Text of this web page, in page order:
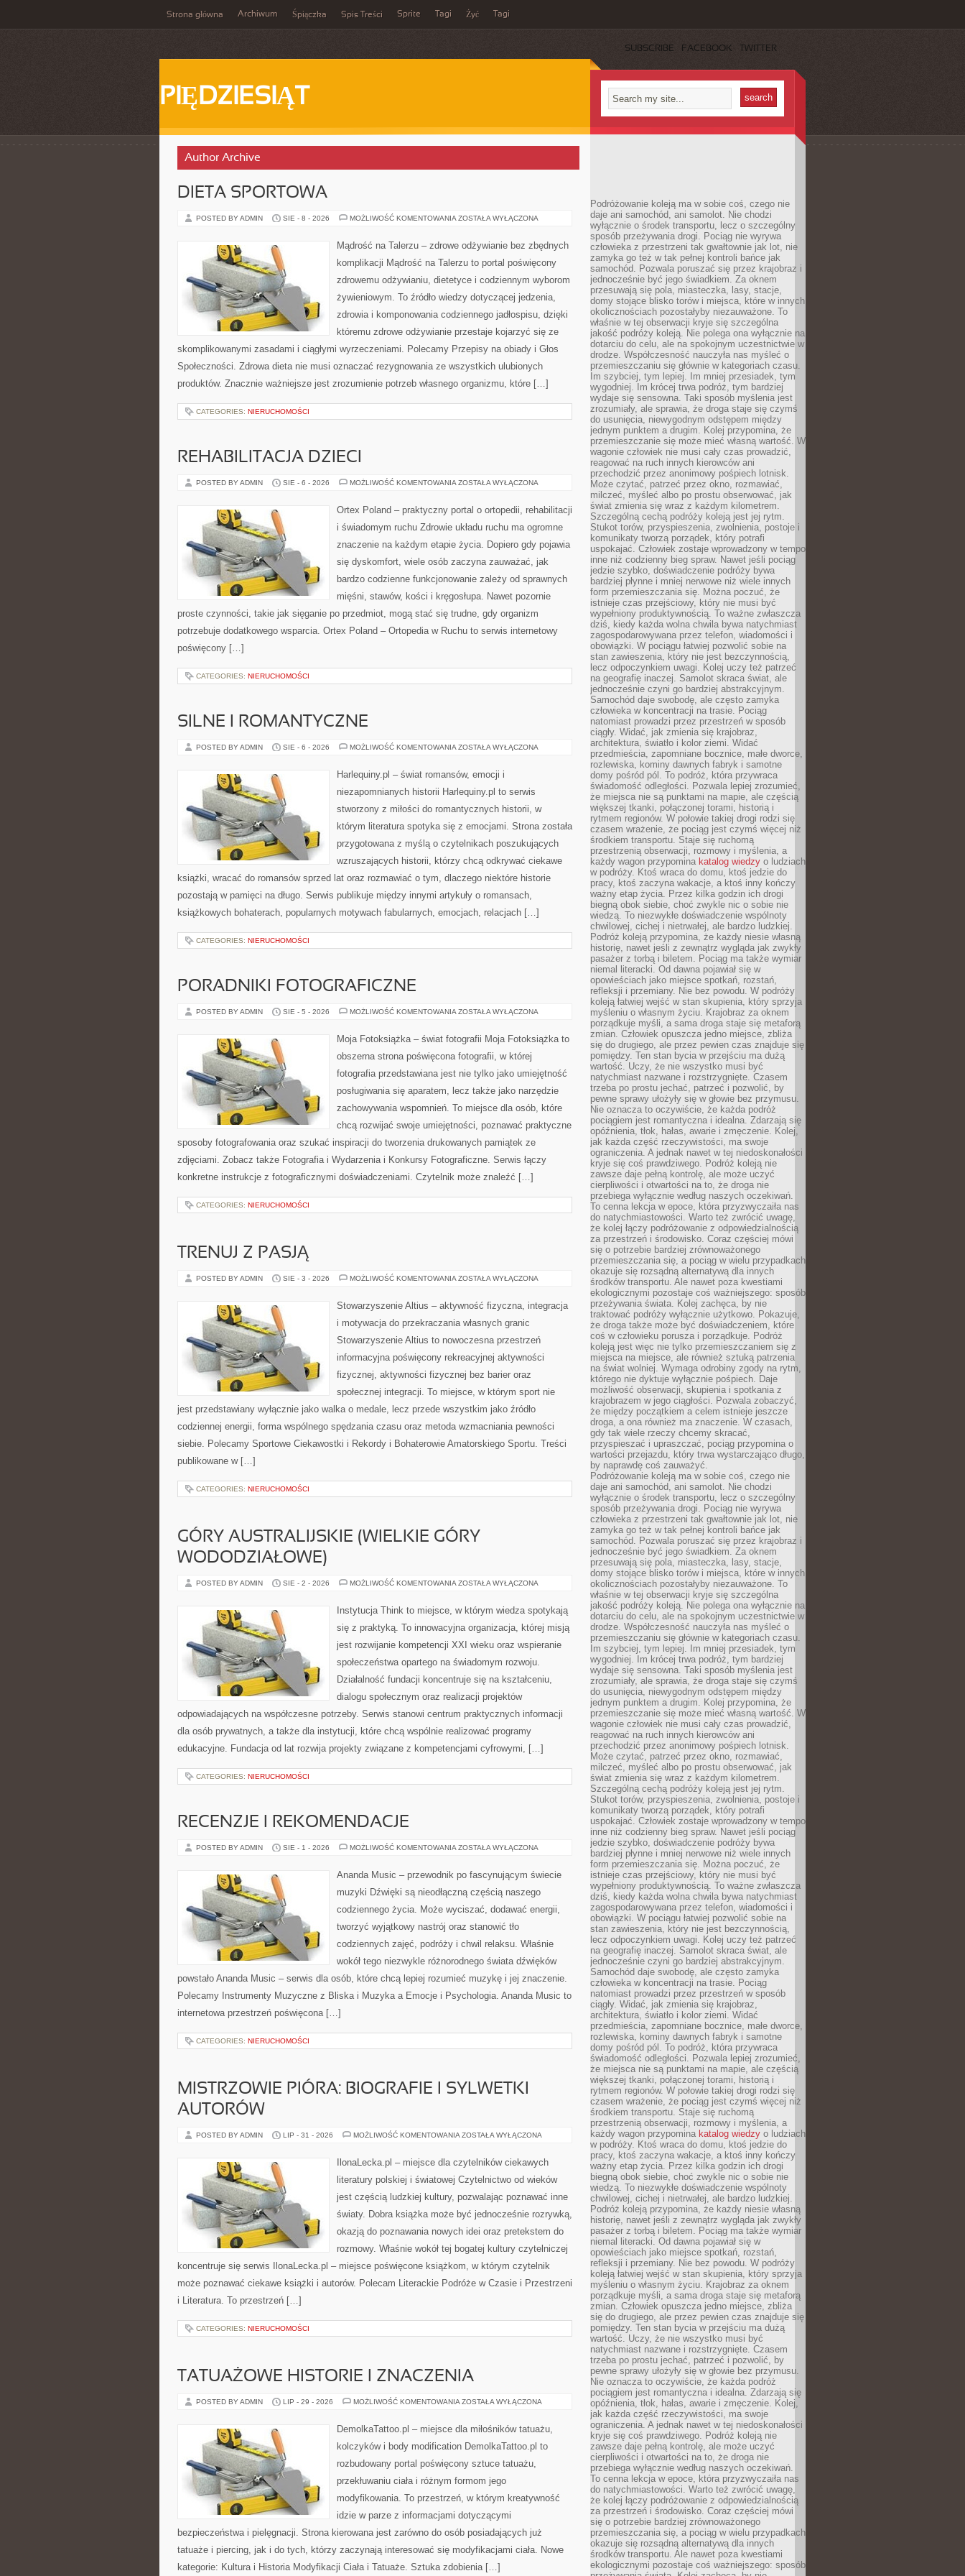
Strona główna Archiwum Śpiączka Spis Treści Sprite Tagi Żyć Tagi
SUBSCRIBE FACEBOOK TWITTER
PIĘDZIESIĄT
Author Archive
DIETA SPORTOWA
POSTED BY ADMIN SIE - 8 - 2026 MOŻLIWOŚĆ KOMENTOWANIA DIETA
ZOSTAŁA WYŁĄCZONA
Mądrość na Talerzu – zdrowe odżywianie bez zbędnych
komplikacji Mądrość na Talerzu to portal poświęcony
zdrowemu odżywianiu, dietetyce i codziennym wyborom
żywieniowym. To źródło wiedzy dotyczącej jedzenia,
zdrowia i komponowania codziennego jadłospisu, dzięki
któremu zdrowe odżywianie przestaje kojarzyć się ze
skomplikowanymi zasadami i ciągłymi wyrzeczeniami. Polecamy Przepisy na obiady i Głos
Społeczności. Zdrowa dieta nie musi oznaczać rezygnowania ze wszystkich ulubionych
produktów. Znacznie ważniejsze jest zrozumienie potrzeb własnego organizmu, które […]
CATEGORIES: NIERUCHOMOŚCI
REHABILITACJA DZIECI
POSTED BY ADMIN SIE - 6 - 2026 MOŻLIWOŚĆ KOMENTOWANIA REHABILITACJA
ZOSTAŁA WYŁĄCZONA
Ortex Poland – praktyczny portal o ortopedii, rehabilitacji
i świadomym ruchu Zdrowie układu ruchu ma ogromne
znaczenie na każdym etapie życia. Dopiero gdy pojawia
się dyskomfort, wiele osób zaczyna zauważać, jak
bardzo codzienne funkcjonowanie zależy od sprawnych
mięśni, stawów, kości i kręgosłupa. Nawet pozornie
proste czynności, takie jak sięganie po przedmiot, mogą stać się trudne, gdy organizm
potrzebuje dodatkowego wsparcia. Ortex Poland – Ortopedia w Ruchu to serwis internetowy
poświęcony […]
CATEGORIES: NIERUCHOMOŚCI
SILNE I ROMANTYCZNE
POSTED BY ADMIN SIE - 6 - 2026 MOŻLIWOŚĆ KOMENTOWANIA SILNE
ZOSTAŁA WYŁĄCZONA
Harlequiny.pl – świat romansów, emocji i
niezapomnianych historii Harlequiny.pl to serwis
stworzony z miłości do romantycznych historii, w
którym literatura spotyka się z emocjami. Strona została
przygotowana z myślą o czytelnikach poszukujących
wzruszających historii, którzy chcą odkrywać ciekawe
książki, wracać do romansów sprzed lat oraz rozmawiać o tym, dlaczego niektóre historie
pozostają w pamięci na długo. Serwis publikuje między innymi artykuły o romansach,
książkowych bohaterach, popularnych motywach fabularnych, emocjach, relacjach […]
CATEGORIES: NIERUCHOMOŚCI
PORADNIKI FOTOGRAFICZNE
POSTED BY ADMIN SIE - 5 - 2026 MOŻLIWOŚĆ KOMENTOWANIA PORADNIKI
ZOSTAŁA WYŁĄCZONA
Moja Fotoksiążka – świat fotografii Moja Fotoksiążka to
obszerna strona poświęcona fotografii, w której
fotografia przedstawiana jest nie tylko jako umiejętność
posługiwania się aparatem, lecz także jako narzędzie
zachowywania wspomnień. To miejsce dla osób, które
chcą rozwijać swoje umiejętności, poznawać praktyczne
sposoby fotografowania oraz szukać inspiracji do tworzenia drukowanych pamiątek ze
zdjęciami. Zobacz także Fotografia i Wydarzenia i Konkursy Fotograficzne. Serwis łączy
konkretne instrukcje z fotograficznymi doświadczeniami. Czytelnik może znaleźć […]
CATEGORIES: NIERUCHOMOŚCI
TRENUJ Z PASJĄ
POSTED BY ADMIN SIE - 3 - 2026 MOŻLIWOŚĆ KOMENTOWANIA TRENUJ
ZOSTAŁA WYŁĄCZONA
Stowarzyszenie Altius – aktywność fizyczna, integracja
i motywacja do przekraczania własnych granic
Stowarzyszenie Altius to nowoczesna przestrzeń
informacyjna poświęcony rekreacyjnej aktywności
fizycznej, aktywności fizycznej bez barier oraz
społecznej integracji. To miejsce, w którym sport nie
jest przedstawiany wyłącznie jako walka o medale, lecz przede wszystkim jako źródło
codziennej energii, forma wspólnego spędzania czasu oraz metoda wzmacniania pewności
siebie. Polecamy Sportowe Ciekawostki i Rekordy i Bohaterowie Amatorskiego Sportu. Treści
publikowane w […]
CATEGORIES: NIERUCHOMOŚCI
GÓRY AUSTRALIJSKIE (WIELKIE GÓRY
WODODZIAŁOWE)
POSTED BY ADMIN SIE - 2 - 2026 MOŻLIWOŚĆ KOMENTOWANIA GÓRY
GÓRY
WODODZIAŁOWE)
ZOSTAŁA WYŁĄCZONA
Instytucja Think to miejsce, w którym wiedza spotykają
się z praktyką. To innowacyjna organizacja, której misją
jest rozwijanie kompetencji XXI wieku oraz wspieranie
społeczeństwa opartego na świadomym rozwoju.
Działalność fundacji koncentruje się na kształceniu,
dialogu społecznym oraz realizacji projektów
odpowiadających na współczesne potrzeby. Serwis stanowi centrum praktycznych informacji
dla osób prywatnych, a także dla instytucji, które chcą wspólnie realizować programy
edukacyjne. Fundacja od lat rozwija projekty związane z kompetencjami cyfrowymi, […]
CATEGORIES: NIERUCHOMOŚCI
RECENZJE I REKOMENDACJE
POSTED BY ADMIN SIE - 1 - 2026 MOŻLIWOŚĆ KOMENTOWANIA RECENZJE
ZOSTAŁA WYŁĄCZONA
Ananda Music – przewodnik po fascynującym świecie
muzyki Dźwięki są nieodłączną częścią naszego
codziennego życia. Może wyciszać, dodawać energii,
tworzyć wyjątkowy nastrój oraz stanowić tło
codziennych zajęć, podróży i chwil relaksu. Właśnie
wokół tego niezwykle różnorodnego świata dźwięków
powstało Ananda Music – serwis dla osób, które chcą lepiej rozumieć muzykę i jej znaczenie.
Polecamy Instrumenty Muzyczne z Bliska i Muzyka a Emocje i Psychologia. Ananda Music to
internetowa przestrzeń poświęcona […]
CATEGORIES: NIERUCHOMOŚCI
MISTRZOWIE PIÓRA: BIOGRAFIE I SYLWETKI
AUTORÓW
POSTED BY ADMIN LIP - 31 - 2026 MOŻLIWOŚĆ KOMENTOWANIA MISTRZOWIE
SYLWETKI
ZOSTAŁA WYŁĄCZONA
IlonaLecka.pl – miejsce dla czytelników ciekawych
literatury polskiej i światowej Czytelnictwo od wieków
jest częścią ludzkiej kultury, pozwalając poznawać inne
światy. Dobra książka może być jednocześnie rozrywką,
okazją do poznawania nowych idei oraz pretekstem do
rozmowy. Właśnie wokół tej bogatej kultury czytelniczej
koncentruje się serwis IlonaLecka.pl – miejsce poświęcone książkom, w którym czytelnik
może poznawać ciekawe książki i autorów. Polecam Literackie Podróże w Czasie i Przestrzeni
i Literatura. To przestrzeń […]
CATEGORIES: NIERUCHOMOŚCI
TATUAŻOWE HISTORIE I ZNACZENIA
POSTED BY ADMIN LIP - 29 - 2026 MOŻLIWOŚĆ KOMENTOWANIA TATUAŻOWE
ZNACZENIA
ZOSTAŁA WYŁĄCZONA
DemolkaTattoo.pl – miejsce dla miłośników tatuażu,
kolczyków i body modification DemolkaTattoo.pl to
rozbudowany portal poświęcony sztuce tatuażu,
przekłuwaniu ciała i różnym formom jego
modyfikowania. To przestrzeń, w którym kreatywność
idzie w parze z informacjami dotyczącymi
bezpieczeństwa i pielęgnacji. Strona kierowana jest zarówno do osób posiadających już
tatuaże i piercing, jak i do tych, którzy zaczynają interesować się modyfikacjami ciała. Nowe
kategorie: Kultura i Historia Modyfikacji Ciała i Tatuaże. Sztuka zdobienia […]
Podróżowanie koleją ma w sobie coś, czego nie
daje ani samochód, ani samolot. Nie chodzi
wyłącznie o środek transportu, lecz o szczególny
sposób przeżywania drogi. Pociąg nie wyrywa
człowieka z przestrzeni tak gwałtownie jak lot, nie
zamyka go też w tak pełnej kontroli bańce jak
samochód. Pozwala poruszać się przez krajobraz i
jednocześnie być jego świadkiem. Za oknem
przesuwają się pola, miasteczka, lasy, stacje,
domy stojące blisko torów i miejsca, które w innych
okolicznościach pozostałyby niezauważone. To
właśnie w tej obserwacji kryje się szczególna
jakość podróży koleją. Nie polega ona wyłącznie na
dotarciu do celu, ale na spokojnym uczestnictwie w
drodze. Współczesność nauczyła nas myśleć o
przemieszczaniu się głównie w kategoriach czasu.
Im szybciej, tym lepiej. Im mniej przesiadek, tym
wygodniej. Im krócej trwa podróż, tym bardziej
wydaje się sensowna. Taki sposób myślenia jest
zrozumiały, ale sprawia, że droga staje się czymś
do usunięcia, niewygodnym odstępem między
jednym punktem a drugim. Kolej przypomina, że
przemieszczanie się może mieć własną wartość. W
wagonie człowiek nie musi cały czas prowadzić,
reagować na ruch innych kierowców ani
przechodzić przez anonimowy pośpiech lotnisk.
Może czytać, patrzeć przez okno, rozmawiać,
milczeć, myśleć albo po prostu obserwować, jak
świat zmienia się wraz z każdym kilometrem.
Szczególną cechą podróży koleją jest jej rytm.
Stukot torów, przyspieszenia, zwolnienia, postoje i
komunikaty tworzą porządek, który potrafi
uspokajać. Człowiek zostaje wprowadzony w tempo
inne niż codzienny bieg spraw. Nawet jeśli pociąg
jedzie szybko, doświadczenie podróży bywa
bardziej płynne i mniej nerwowe niż wiele innych
form przemieszczania się. Można poczuć, że
istnieje czas przejściowy, który nie musi być
wypełniony produktywnością. To ważne zwłaszcza
dziś, kiedy każda wolna chwila bywa natychmiast
zagospodarowywana przez telefon, wiadomości i
obowiązki. W pociągu łatwiej pozwolić sobie na
stan zawieszenia, który nie jest bezczynnością,
lecz odpoczynkiem uwagi. Kolej uczy też patrzeć
na geografię inaczej. Samolot skraca świat, ale
jednocześnie czyni go bardziej abstrakcyjnym.
Samochód daje swobodę, ale często zamyka
człowieka w koncentracji na trasie. Pociąg
natomiast prowadzi przez przestrzeń w sposób
ciągły. Widać, jak zmienia się krajobraz,
architektura, światło i kolor ziemi. Widać
przedmieścia, zapomniane bocznice, małe dworce,
rozlewiska, kominy dawnych fabryk i samotne
domy pośród pól. To podróż, która przywraca
świadomość odległości. Pozwala lepiej zrozumieć,
że miejsca nie są punktami na mapie, ale częścią
większej tkanki, połączonej torami, historią i
rytmem regionów. W połowie takiej drogi rodzi się
czasem wrażenie, że pociąg jest czymś więcej niż
środkiem transportu. Staje się ruchomą
przestrzenią obserwacji, rozmowy i myślenia, a
każdy wagon przypomina katalog wiedzy o ludziach
w podróży. Ktoś wraca do domu, ktoś jedzie do
pracy, ktoś zaczyna wakacje, a ktoś inny kończy
ważny etap życia. Przez kilka godzin ich drogi
biegną obok siebie, choć zwykle nic o sobie nie
wiedzą. To niezwykłe doświadczenie wspólnoty
chwilowej, cichej i nietrwałej, ale bardzo ludzkiej.
Podróż koleją przypomina, że każdy niesie własną
historię, nawet jeśli z zewnątrz wygląda jak zwykły
pasażer z torbą i biletem. Pociąg ma także wymiar
niemal literacki. Od dawna pojawiał się w
opowieściach jako miejsce spotkań, rozstań,
refleksji i przemiany. Nie bez powodu. W podróży
koleją łatwiej wejść w stan skupienia, który sprzyja
myśleniu o własnym życiu. Krajobraz za oknem
porządkuje myśli, a sama droga staje się metaforą
zmian. Człowiek opuszcza jedno miejsce, zbliża
się do drugiego, ale przez pewien czas znajduje się
pomiędzy. Ten stan bycia w przejściu ma dużą
wartość. Uczy, że nie wszystko musi być
natychmiast nazwane i rozstrzygnięte. Czasem
trzeba po prostu jechać, patrzeć i pozwolić, by
pewne sprawy ułożyły się w głowie bez przymusu.
Nie oznacza to oczywiście, że każda podróż
pociągiem jest romantyczna i idealna. Zdarzają się
opóźnienia, tłok, hałas, awarie i zmęczenie. Kolej,
jak każda część rzeczywistości, ma swoje
ograniczenia. A jednak nawet w tej niedoskonałości
kryje się coś prawdziwego. Podróż koleją nie
zawsze daje pełną kontrolę, ale może uczyć
cierpliwości i otwartości na to, że droga nie
przebiega wyłącznie według naszych oczekiwań.
To cenna lekcja w epoce, która przyzwyczaiła nas
do natychmiastowości. Warto też zwrócić uwagę,
że kolej łączy podróżowanie z odpowiedzialnością
za przestrzeń i środowisko. Coraz częściej mówi
się o potrzebie bardziej zrównoważonego
przemieszczania się, a pociąg w wielu przypadkach
okazuje się rozsądną alternatywą dla innych
środków transportu. Ale nawet poza kwestiami
ekologicznymi pozostaje coś ważniejszego: sposób
przeżywania świata. Kolej zachęca, by nie
traktować podróży wyłącznie użytkowo. Pokazuje,
że droga także może być doświadczeniem, które
coś w człowieku porusza i porządkuje. Podróż
koleją jest więc nie tylko przemieszczaniem się z
miejsca na miejsce, ale również sztuką patrzenia
na świat wolniej. Wymaga odrobiny zgody na rytm,
którego nie dyktuje wyłącznie pośpiech. Daje
możliwość obserwacji, skupienia i spotkania z
krajobrazem w jego ciągłości. Pozwala zobaczyć,
że między początkiem a celem istnieje jeszcze
droga, a ona również ma znaczenie. W czasach,
gdy tak wiele rzeczy chcemy skracać,
przyspieszać i upraszczać, pociąg przypomina o
wartości przejazdu, który trwa wystarczająco długo,
by naprawdę coś zauważyć.
Podróżowanie koleją ma w sobie coś, czego nie
daje ani samochód, ani samolot. Nie chodzi
wyłącznie o środek transportu, lecz o szczególny
sposób przeżywania drogi. Pociąg nie wyrywa
człowieka z przestrzeni tak gwałtownie jak lot, nie
zamyka go też w tak pełnej kontroli bańce jak
samochód. Pozwala poruszać się przez krajobraz i
jednocześnie być jego świadkiem. Za oknem
przesuwają się pola, miasteczka, lasy, stacje,
domy stojące blisko torów i miejsca, które w innych
okolicznościach pozostałyby niezauważone. To
właśnie w tej obserwacji kryje się szczególna
jakość podróży koleją. Nie polega ona wyłącznie na
dotarciu do celu, ale na spokojnym uczestnictwie w
drodze. Współczesność nauczyła nas myśleć o
przemieszczaniu się głównie w kategoriach czasu.
Im szybciej, tym lepiej. Im mniej przesiadek, tym
wygodniej. Im krócej trwa podróż, tym bardziej
wydaje się sensowna. Taki sposób myślenia jest
zrozumiały, ale sprawia, że droga staje się czymś
do usunięcia, niewygodnym odstępem między
jednym punktem a drugim. Kolej przypomina, że
przemieszczanie się może mieć własną wartość. W
wagonie człowiek nie musi cały czas prowadzić,
reagować na ruch innych kierowców ani
przechodzić przez anonimowy pośpiech lotnisk.
Może czytać, patrzeć przez okno, rozmawiać,
milczeć, myśleć albo po prostu obserwować, jak
świat zmienia się wraz z każdym kilometrem.
Szczególną cechą podróży koleją jest jej rytm.
Stukot torów, przyspieszenia, zwolnienia, postoje i
komunikaty tworzą porządek, który potrafi
uspokajać. Człowiek zostaje wprowadzony w tempo
inne niż codzienny bieg spraw. Nawet jeśli pociąg
jedzie szybko, doświadczenie podróży bywa
bardziej płynne i mniej nerwowe niż wiele innych
form przemieszczania się. Można poczuć, że
istnieje czas przejściowy, który nie musi być
wypełniony produktywnością. To ważne zwłaszcza
dziś, kiedy każda wolna chwila bywa natychmiast
zagospodarowywana przez telefon, wiadomości i
obowiązki. W pociągu łatwiej pozwolić sobie na
stan zawieszenia, który nie jest bezczynnością,
lecz odpoczynkiem uwagi. Kolej uczy też patrzeć
na geografię inaczej. Samolot skraca świat, ale
jednocześnie czyni go bardziej abstrakcyjnym.
Samochód daje swobodę, ale często zamyka
człowieka w koncentracji na trasie. Pociąg
natomiast prowadzi przez przestrzeń w sposób
ciągły. Widać, jak zmienia się krajobraz,
architektura, światło i kolor ziemi. Widać
przedmieścia, zapomniane bocznice, małe dworce,
rozlewiska, kominy dawnych fabryk i samotne
domy pośród pól. To podróż, która przywraca
świadomość odległości. Pozwala lepiej zrozumieć,
że miejsca nie są punktami na mapie, ale częścią
większej tkanki, połączonej torami, historią i
rytmem regionów. W połowie takiej drogi rodzi się
czasem wrażenie, że pociąg jest czymś więcej niż
środkiem transportu. Staje się ruchomą
przestrzenią obserwacji, rozmowy i myślenia, a
każdy wagon przypomina katalog wiedzy o ludziach
w podróży. Ktoś wraca do domu, ktoś jedzie do
pracy, ktoś zaczyna wakacje, a ktoś inny kończy
ważny etap życia. Przez kilka godzin ich drogi
biegną obok siebie, choć zwykle nic o sobie nie
wiedzą. To niezwykłe doświadczenie wspólnoty
chwilowej, cichej i nietrwałej, ale bardzo ludzkiej.
Podróż koleją przypomina, że każdy niesie własną
historię, nawet jeśli z zewnątrz wygląda jak zwykły
pasażer z torbą i biletem. Pociąg ma także wymiar
niemal literacki. Od dawna pojawiał się w
opowieściach jako miejsce spotkań, rozstań,
refleksji i przemiany. Nie bez powodu. W podróży
koleją łatwiej wejść w stan skupienia, który sprzyja
myśleniu o własnym życiu. Krajobraz za oknem
porządkuje myśli, a sama droga staje się metaforą
zmian. Człowiek opuszcza jedno miejsce, zbliża
się do drugiego, ale przez pewien czas znajduje się
pomiędzy. Ten stan bycia w przejściu ma dużą
wartość. Uczy, że nie wszystko musi być
natychmiast nazwane i rozstrzygnięte. Czasem
trzeba po prostu jechać, patrzeć i pozwolić, by
pewne sprawy ułożyły się w głowie bez przymusu.
Nie oznacza to oczywiście, że każda podróż
pociągiem jest romantyczna i idealna. Zdarzają się
opóźnienia, tłok, hałas, awarie i zmęczenie. Kolej,
jak każda część rzeczywistości, ma swoje
ograniczenia. A jednak nawet w tej niedoskonałości
kryje się coś prawdziwego. Podróż koleją nie
zawsze daje pełną kontrolę, ale może uczyć
cierpliwości i otwartości na to, że droga nie
przebiega wyłącznie według naszych oczekiwań.
To cenna lekcja w epoce, która przyzwyczaiła nas
do natychmiastowości. Warto też zwrócić uwagę,
że kolej łączy podróżowanie z odpowiedzialnością
za przestrzeń i środowisko. Coraz częściej mówi
się o potrzebie bardziej zrównoważonego
przemieszczania się, a pociąg w wielu przypadkach
okazuje się rozsądną alternatywą dla innych
środków transportu. Ale nawet poza kwestiami
ekologicznymi pozostaje coś ważniejszego: sposób